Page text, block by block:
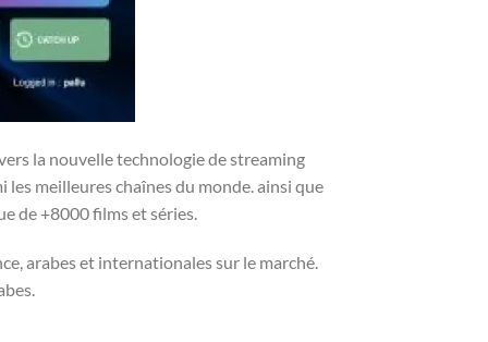
la nouvelle technologie de streaming
les meilleures chaînes du monde. ainsi que
de +8000 films et séries.
arabes et internationales sur le marché.